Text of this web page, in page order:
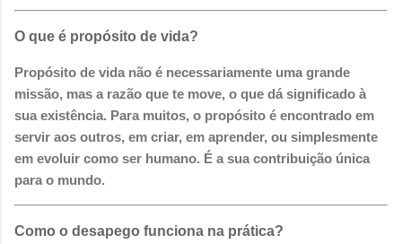
O que é propósito de vida?
Propósito de vida não é necessariamente uma grande
missão, mas a razão que te move, o que dá significado à
sua existência. Para muitos, o propósito é encontrado em
servir aos outros, em criar, em aprender, ou simplesmente
em evoluir como ser humano. É a sua contribuição única
para o mundo.
Como o desapego funciona na prática?